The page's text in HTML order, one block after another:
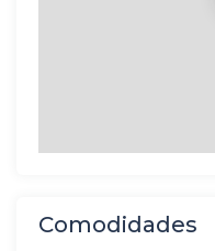
Comodidades